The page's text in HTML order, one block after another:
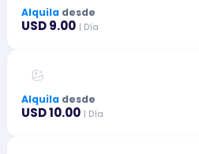
Alquila desde
USD 9.00 | Día
Alquila desde
USD 10.00 | Día